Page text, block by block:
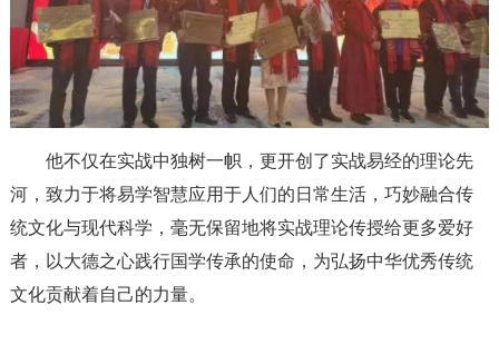
他不仅在实战中独树一帜，更开创了实战易经的理论先
河，致力于将易学智慧应用于人们的日常生活，巧妙融合传
统文化与现代科学，毫无保留地将实战理论传授给更多爱好
者，以大德之心践行国学传承的使命，为弘扬中华优秀传统
文化贡献着自己的力量。